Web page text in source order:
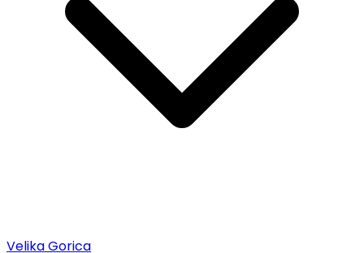
Velika Gorica